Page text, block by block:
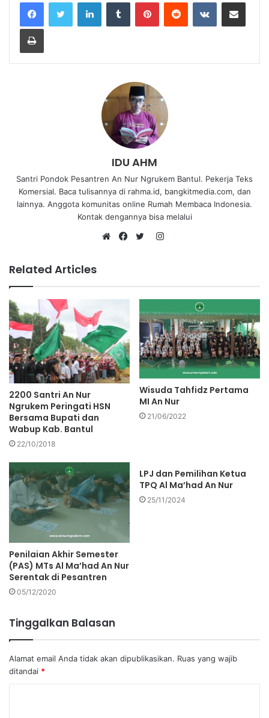
IDU AHM
Santri Pondok Pesantren An Nur Ngrukem Bantul. Pekerja Teks
Komersial. Baca tulisannya di rahma.id, bangkitmedia.com, dan
lainnya. Anggota komunitas online Rumah Membaca Indonesia.
Kontak dengannya bisa melalui
Related Articles
2200 Santri An Nur
Ngrukem Peringati HSN
Bersama Bupati dan
Wabup Kab. Bantul
22/10/2018
Wisuda Tahfidz Pertama
MI An Nur
21/06/2022
Penilaian Akhir Semester
(PAS) MTs Al Ma’had An Nur
Serentak di Pesantren
05/12/2020
LPJ dan Pemilihan Ketua
TPQ Al Ma’had An Nur
25/11/2024
Tinggalkan Balasan
Alamat email Anda tidak akan dipublikasikan. Ruas yang wajib
ditandai *